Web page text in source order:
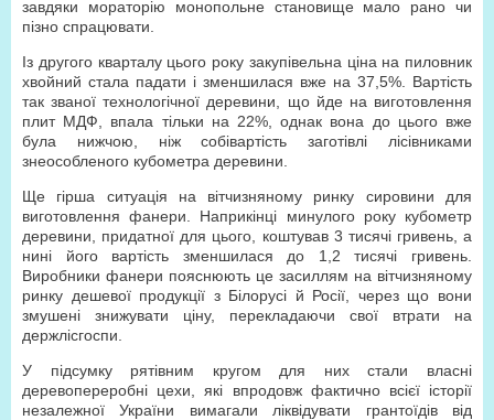
завдяки мораторію монопольне становище мало рано чи
пізно спрацювати.
Із другого кварталу цього року закупівельна ціна на пиловник
хвойний стала падати і зменшилася вже на 37,5%. Вартість
так званої технологічної деревини, що йде на виготовлення
плит МДФ, впала тільки на 22%, однак вона до цього вже
була нижчою, ніж собівартість заготівлі лісівниками
знеособленого кубометра деревини.
Ще гірша ситуація на вітчизняному ринку сировини для
виготовлення фанери. Наприкінці минулого року кубометр
деревини, придатної для цього, коштував 3 тисячі гривень, а
нині його вартість зменшилася до 1,2 тисячі гривень.
Виробники фанери пояснюють це засиллям на вітчизняному
ринку дешевої продукції з Білорусі й Росії, через що вони
змушені знижувати ціну, перекладаючи свої втрати на
держлісгоспи.
У підсумку рятівним кругом для них стали власні
деревопереробні цехи, які впродовж фактично всієї історії
незалежної України вимагали ліквідувати грантоїдів від